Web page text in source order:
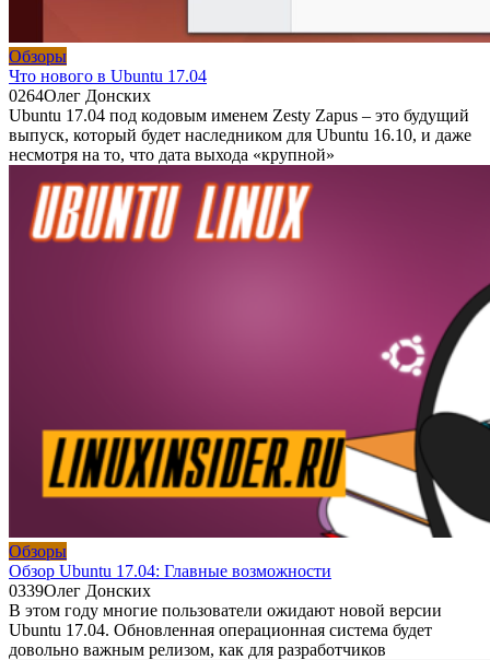
Обзоры
Что нового в Ubuntu 17.04
0264Олег Донских
Ubuntu 17.04 под кодовым именем Zesty Zapus – это будущий
выпуск, который будет наследником для Ubuntu 16.10, и даже
несмотря на то, что дата выхода «крупной»
Обзоры
Обзор Ubuntu 17.04: Главные возможности
0339Олег Донских
В этом году многие пользователи ожидают новой версии
Ubuntu 17.04. Обновленная операционная система будет
довольно важным релизом, как для разработчиков